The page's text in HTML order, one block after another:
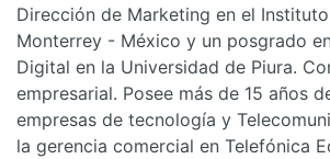
Dirección de Marketing en el
Monterrey - México y un posgrado
Digital en la Universidad de Piura.
empresarial. Posee más de 15 años
empresas de tecnología y
la gerencia comercial en Telefónica